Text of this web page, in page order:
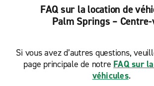
FAQ sur la location de
Palm Springs –
Si vous avez d’autres questions,
page principale de notre FAQ sur
véhicules.